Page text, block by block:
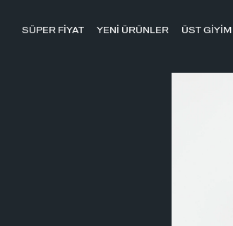
SÜPER FİYAT YENİ ÜRÜNLER ÜST GİYİM